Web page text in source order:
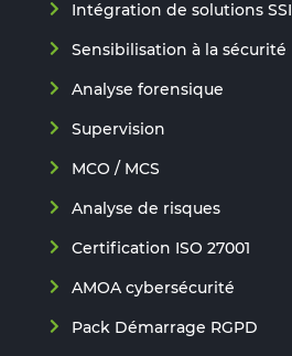
Intégration de solutions SSI
Sensibilisation à la sécurité
Analyse forensique
Supervision
MCO / MCS
Analyse de risques
Certification ISO 27001
AMOA cybersécurité
Pack Démarrage RGPD